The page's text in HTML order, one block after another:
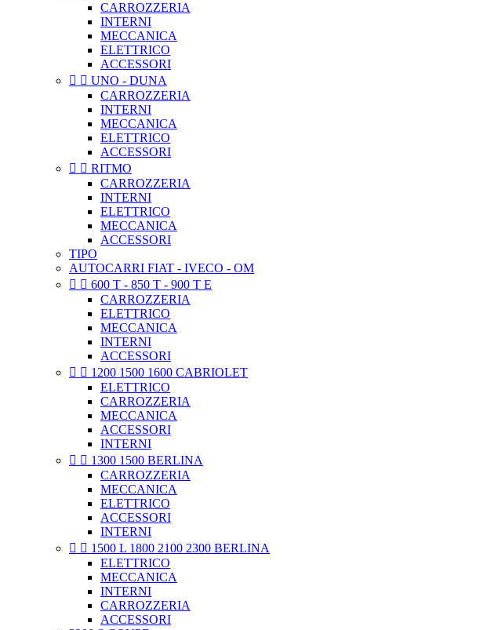
CARROZZERIA
INTERNI
MECCANICA
ELETTRICO
ACCESSORI
  UNO - DUNA
CARROZZERIA
INTERNI
MECCANICA
ELETTRICO
ACCESSORI
  RITMO
CARROZZERIA
INTERNI
ELETTRICO
MECCANICA
ACCESSORI
TIPO
AUTOCARRI FIAT - IVECO - OM
  600 T - 850 T - 900 T E
CARROZZERIA
ELETTRICO
MECCANICA
INTERNI
ACCESSORI
  1200 1500 1600 CABRIOLET
ELETTRICO
CARROZZERIA
MECCANICA
ACCESSORI
INTERNI
  1300 1500 BERLINA
CARROZZERIA
MECCANICA
ELETTRICO
ACCESSORI
INTERNI
  1500 L 1800 2100 2300 BERLINA
ELETTRICO
MECCANICA
INTERNI
CARROZZERIA
ACCESSORI